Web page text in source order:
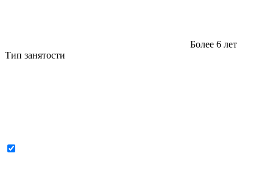
Более 6 лет
Тип занятости